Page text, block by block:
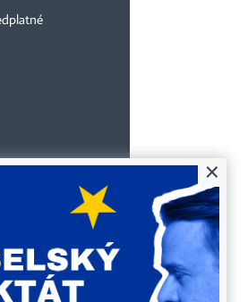
celku díla,
jazyce.
nebo dat
×